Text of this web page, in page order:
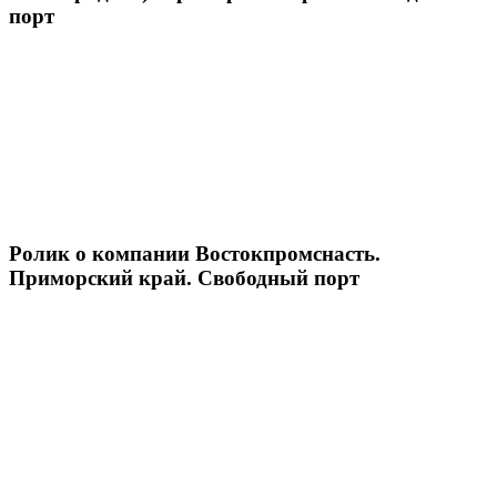
порт
Ролик о компании Востокпромснасть.
Приморский край. Свободный порт